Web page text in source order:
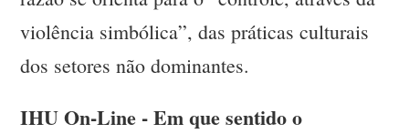
violência simbólica”, das práticas culturais
dos setores não dominantes.
IHU On-Line - Em que sentido o